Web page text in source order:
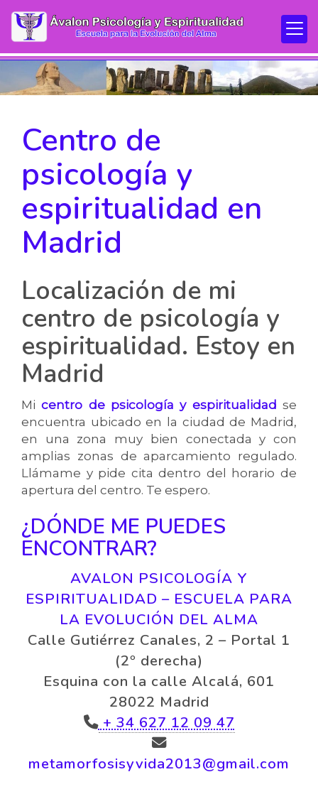
Centro de
psicología y
espiritualidad en
Madrid
Localización de mi
centro de psicología y
espiritualidad. Estoy en
Madrid
Micentro de psicología y espiritualidad se
encuentra ubicado en la ciudad de Madrid,
en una zona muy bien conectada y con
amplias zonas de aparcamiento regulado.
Llámame y pide cita dentro del horario de
apertura del centro. Te espero.
¿DÓNDE ME PUEDES
ENCONTRAR?
AVALON PSICOLOGÍA Y
ESPIRITUALIDAD – ESCUELA PARA
LA EVOLUCIÓN DEL ALMA
Calle Gutiérrez Canales, 2 – Portal 1
(2º derecha)
Esquina con la calle Alcalá, 601
28022 Madrid
+ 34 627 12 09 47
metamorfosisyvida2013 gmail.com